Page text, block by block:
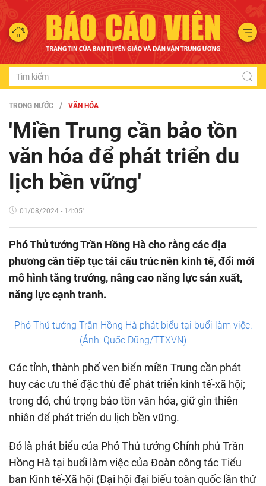
TRONG NƯỚC VĂN HÓA
'Miền Trung cần bảo tồn
văn hóa để phát triển du
lịch bền vững'
01/08/2024 - 14:05'
Phó Thủ tướng Trần Hồng Hà cho rằng các địa
phương cần tiếp tục tái cấu trúc nền kinh tế, đổi mới
mô hình tăng trưởng, nâng cao năng lực sản xuất,
năng lực cạnh tranh.
Phó Thủ tướng Trần Hồng Hà phát biểu tại buổi làm việc.
(Ảnh: Quốc Dũng/TTXVN)
Các tỉnh, thành phố ven biển miền Trung cần phát
huy các ưu thế đặc thù để phát triển kinh tế-xã hội;
trong đó, chú trọng bảo tồn văn hóa, giữ gìn thiên
nhiên để phát triển du lịch bền vững.
Đó là phát biểu của Phó Thủ tướng Chính phủ Trần
Hồng Hà tại buổi làm việc của Đoàn công tác Tiểu
ban Kinh tế-Xã hội (Đại hội đại biểu toàn quốc lần thứ